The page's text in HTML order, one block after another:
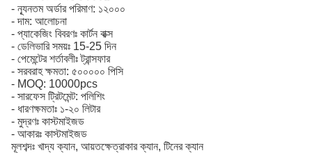
- ন্যূনতম অর্ডার পরিমাণ: ১২০০০
- দাম: আলোচনা
- প্যাকেজিং বিবরণঃ কার্টন বাক্স
- ডেলিভারি সময়ঃ 15-25 দিন
- পেমেন্টের শর্তাবলীঃ ট্রান্সফার
- সরবরাহ ক্ষমতা: ৫০০০০০ পিসি
- MOQ: 10000pcs
- সারফেস ট্রিটমেন্ট: পলিশিং
- ধারণক্ষমতাঃ ১-২০ লিটার
- মুদ্রণঃ কাস্টমাইজড
- আকারঃ কাস্টমাইজড
মূলশব্দঃ খাদ্য ক্যান, আয়তক্ষেত্রাকার ক্যান, টিনের ক্যান